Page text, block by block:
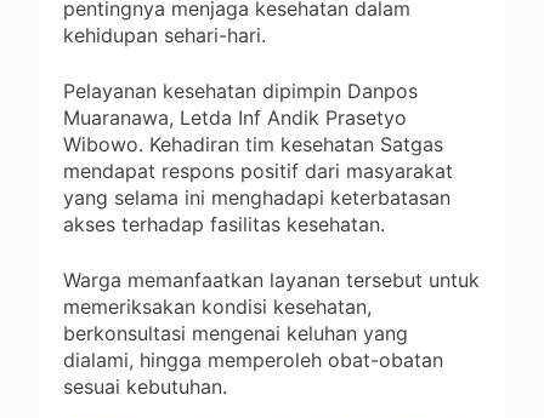
pentingnya menjaga kesehatan dalam
kehidupan sehari-hari.
Pelayanan kesehatan dipimpin Danpos
Muaranawa, Letda Inf Andik Prasetyo
Wibowo. Kehadiran tim kesehatan Satgas
mendapat respons positif dari masyarakat
yang selama ini menghadapi keterbatasan
akses terhadap fasilitas kesehatan.
Warga memanfaatkan layanan tersebut untuk
memeriksakan kondisi kesehatan,
berkonsultasi mengenai keluhan yang
dialami, hingga memperoleh obat-obatan
sesuai kebutuhan.